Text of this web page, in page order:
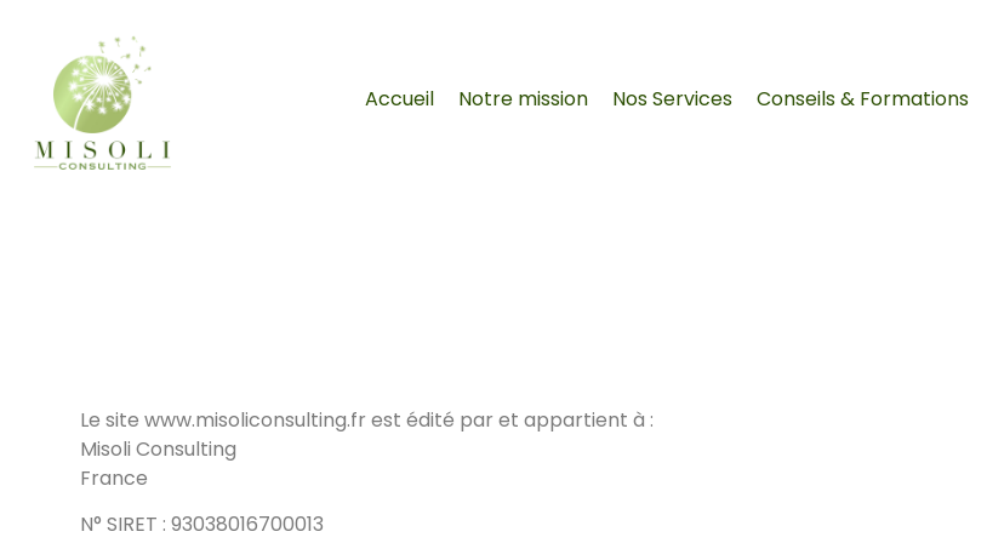
Accueil Notre mission Nos Services Conseils & Formations
Le site www.misoliconsulting.fr est édité par et appartient à :
Misoli Consulting
France
N° SIRET : 93038016700013